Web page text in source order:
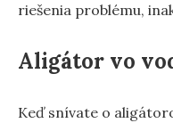
riešenia problému,
Aligátor vo
Keď snívate o